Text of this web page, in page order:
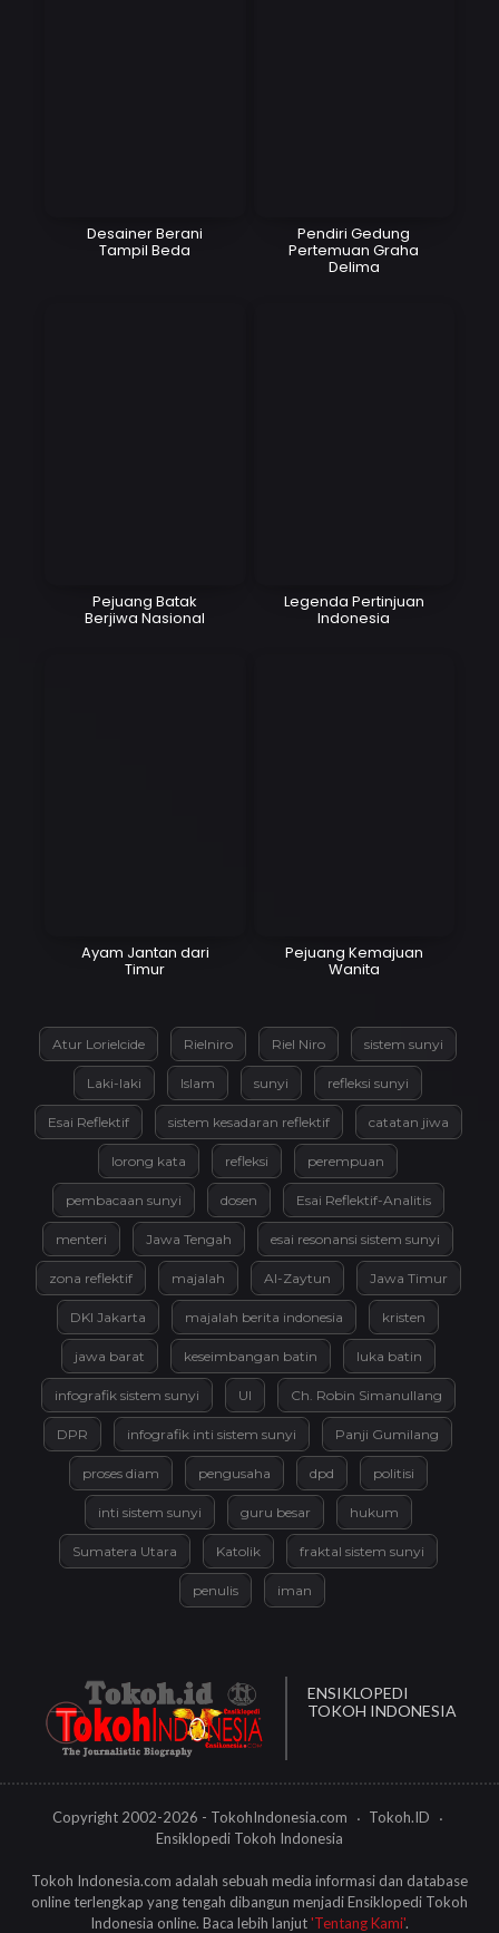
Desainer Berani
Tampil Beda
Pendiri Gedung
Pertemuan Graha
Delima
Pejuang Batak
Berjiwa Nasional
Legenda Pertinjuan
Indonesia
Ayam Jantan dari
Timur
Pejuang Kemajuan
Wanita
Atur Lorielcide Rielniro Riel Niro sistem sunyi
Laki-laki Islam sunyi refleksi sunyi
Esai Reflektif sistem kesadaran reflektif catatan jiwa
lorong kata refleksi perempuan
pembacaan sunyi dosen Esai Reflektif-Analitis
menteri Jawa Tengah esai resonansi sistem sunyi
zona reflektif majalah Al-Zaytun Jawa Timur
DKI Jakarta majalah berita indonesia kristen
jawa barat keseimbangan batin luka batin
infografik sistem sunyi UI Ch. Robin Simanullang
DPR infografik inti sistem sunyi Panji Gumilang
proses diam pengusaha dpd politisi
inti sistem sunyi guru besar hukum
Sumatera Utara Katolik fraktal sistem sunyi
penulis iman
ENSIKLOPEDI
TOKOH INDONESIA
Copyright 2002-2026 - TokohIndonesia.com
Tokoh.ID
Ensiklopedi Tokoh Indonesia
Tokoh Indonesia.com adalah sebuah media informasi dan database
online terlengkap yang tengah dibangun menjadi Ensiklopedi Tokoh
Indonesia online. Baca lebih lanjut'Tentang Kami'.